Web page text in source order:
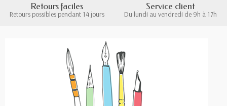
Retours faciles
Retours possibles pendant 14 jours
Service client
Du lundi au vendredi de 9h à 17h